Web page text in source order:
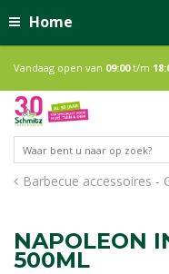
Home
Barbecue accessoires -
Vandaag open van 09:00t/m
NAPOLEON
500ML